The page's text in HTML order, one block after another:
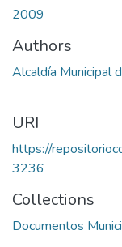
2009
Authors
Alcaldía Municipal
URI
https://
3236
Collections
Documentos